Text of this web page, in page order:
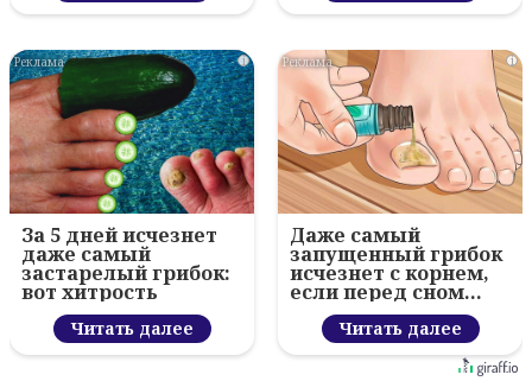
i
За 5 дней исчезнет
даже самый
застарелый грибок:
вот хитрость
Читать далее
i
Даже самый
запущенный грибок
исчезнет с корнем,
если перед сном…
Читать далее